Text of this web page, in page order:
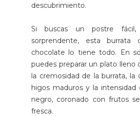
descubrimiento.
Si buscas un postre
sorprendente, esta
chocolate lo tiene todo. En
puedes preparar un plato lleno
la cremosidad de la burrata, la
higos maduros y la intensidad
negro, coronado con frutos
fresca.